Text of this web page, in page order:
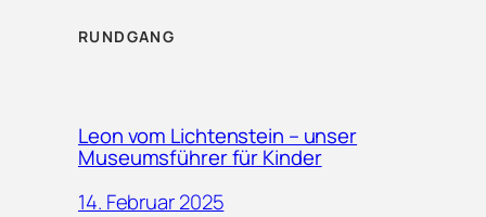
RUNDGANG
Leon vom Lichtenstein – unser
Museumsführer für Kinder
14. Februar 2025